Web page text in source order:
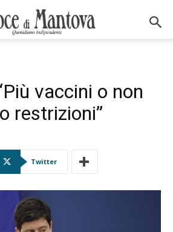
vaccini o non
restrizioni”
Twitter